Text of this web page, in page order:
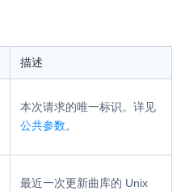
描述
本次请求的唯一标识。详见
公共参数。
最近一次更新曲库的 Unix